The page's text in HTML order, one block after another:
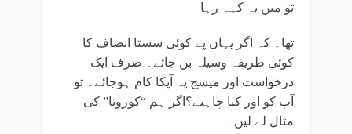
تو میں یہ کہہ رہا
تھا۔ کہ اگر یہاں پے کوئی سستا انصاف کا
کوئی طریقہ وسیلہ بن جائے۔ صرف ایک
درخواست اور میسج پہ آپکا کام ہوجائے۔ تو
آپ کو اور کیا چاہیے؟اگر ہم “کورونا” کی
مثال لے لیں۔